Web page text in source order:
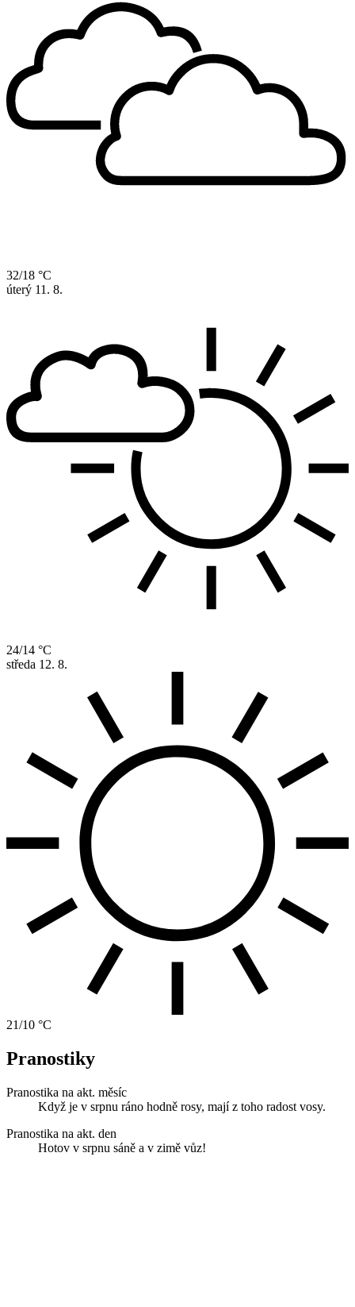
32/18 °C
úterý 11. 8.
24/14 °C
středa 12. 8.
21/10 °C
Pranostiky
Pranostika na akt. měsíc
Když je v srpnu ráno hodně rosy, mají z toho radost vosy.
Pranostika na akt. den
Hotov v srpnu sáně a v zimě vůz!